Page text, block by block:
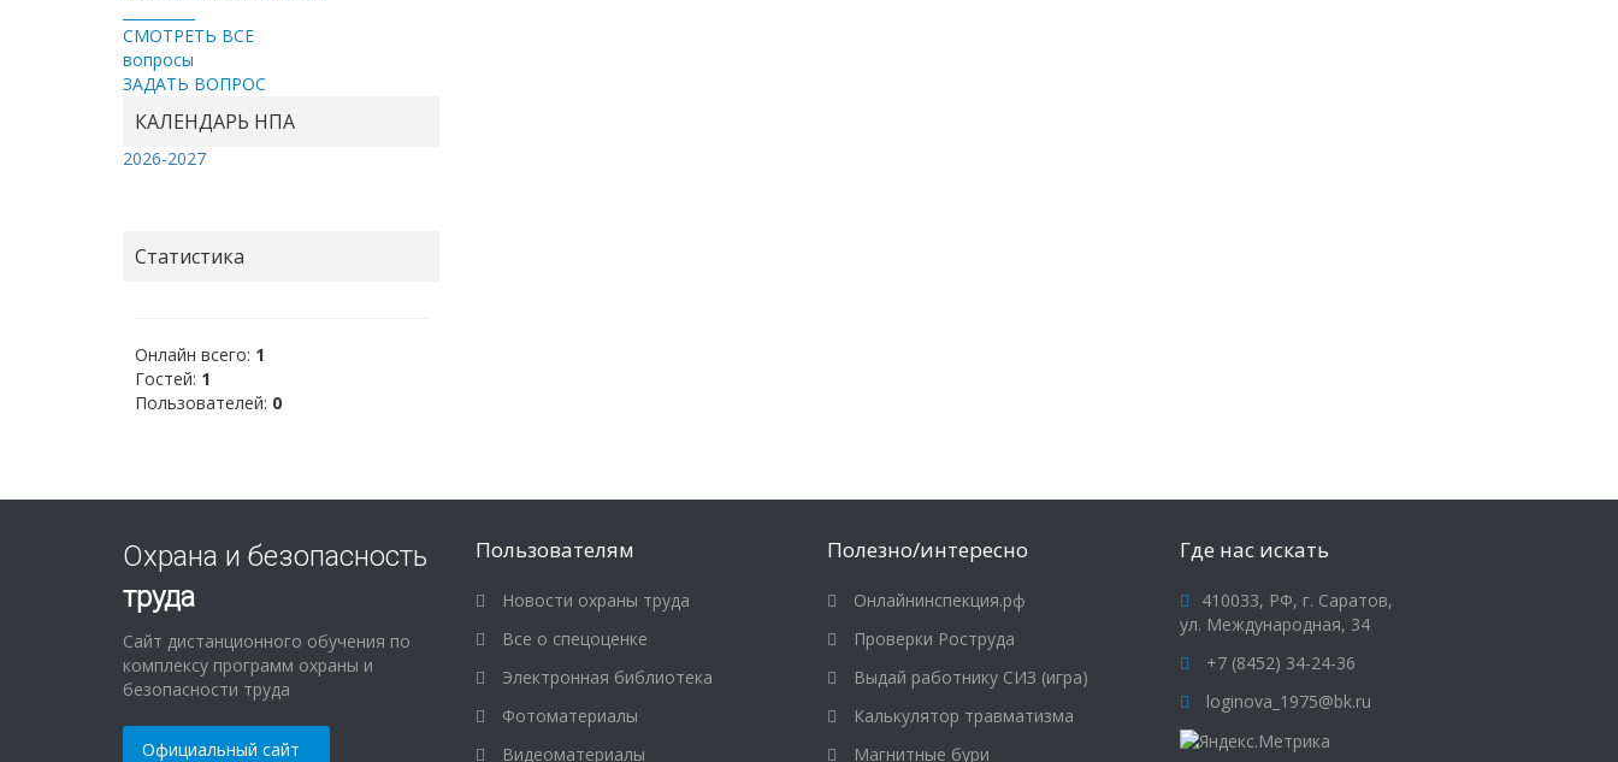
СМОТРЕТЬ ВСЕ
вопросы
ЗАДАТЬ ВОПРОС
КАЛЕНДАРЬ НПА
2026-2027
Статистика
Онлайн всего: 1
Гостей: 1
Пользователей: 0
Охрана и безопасность
труда
Сайт дистанционного обучения по
комплексу программ охраны и
безопасности труда
Официальный сайт
Пользователям
Новости охраны труда
Все о спецоценке
Электронная библиотека
Фотоматериалы
Видеоматериалы
Полезно/интересно
Онлайнинспекция.рф
Проверки Роструда
Выдай работнику СИЗ (игра)
Калькулятор травматизма
Магнитные бури
Где нас искать
410033, РФ, г. Саратов,
ул. Международная, 34
+7 (8452) 34-24-36
loginova_1975@bk.ru